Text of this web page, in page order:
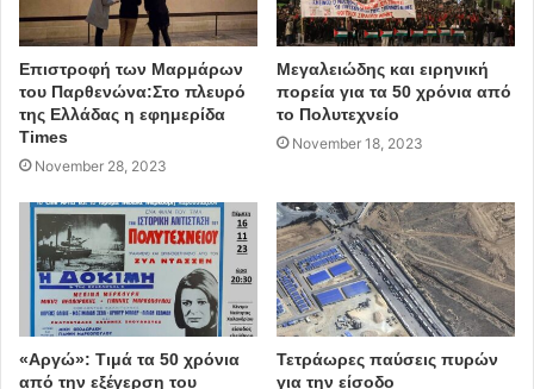
Επιστροφή των Μαρμάρων
του Παρθενώνα:Στο πλευρό
της Ελλάδας η εφημερίδα
Times
November 28, 2023
Μεγαλειώδης και ειρηνική
πορεία για τα 50 χρόνια από
το Πολυτεχνείο
November 18, 2023
«Αργώ»: Τιμά τα 50 χρόνια
από την εξέγερση του
Τετράωρες παύσεις πυρών
για την είσοδο